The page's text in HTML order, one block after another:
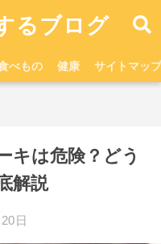
るブログ
べもの 健康 サイトマップ
キは危険？どう
解説
日